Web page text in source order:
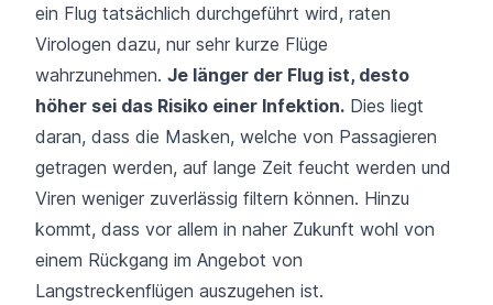
ein Flug tatsächlich durchgeführt wird, raten
Virologen dazu, nur sehr kurze Flüge
wahrzunehmen. Je länger der Flug ist, desto
höher sei das Risiko einer Infektion. Dies liegt
daran, dass die Masken, welche von Passagieren
getragen werden, auf lange Zeit feucht werden und
Viren weniger zuverlässig filtern können. Hinzu
kommt, dass vor allem in naher Zukunft wohl von
einem Rückgang im Angebot von
Langstreckenflügen auszugehen ist.